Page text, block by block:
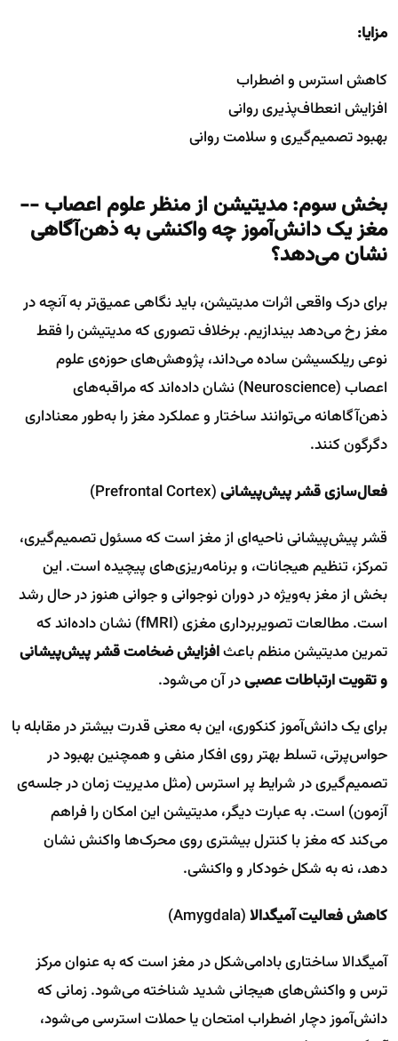
مزایا:
کاهش استرس و اضطراب
افزایش انعطاف‌پذیری روانی
بهبود تصمیم‌گیری و سلامت روانی
بخش سوم: مدیتیشن از منظر علوم اعصاب --
مغز یک دانش‌آموز چه واکنشی به ذهن‌آگاهی
نشان می‌دهد؟
برای درک واقعی اثرات مدیتیشن، باید نگاهی عمیق‌تر به آنچه در
مغز رخ می‌دهد بیندازیم. برخلاف تصوری که مدیتیشن را فقط
نوعی ریلکسیشن ساده می‌داند، پژوهش‌های حوزه‌ی علوم
اعصاب (Neuroscience) نشان داده‌اند که مراقبه‌های
ذهن‌آگاهانه می‌توانند ساختار و عملکرد مغز را به‌طور معناداری
دگرگون کنند.
فعال‌سازی قشر پیش‌پیشانی(Prefrontal Cortex)
قشر پیش‌پیشانی ناحیه‌ای از مغز است که مسئول تصمیم‌گیری،
تمرکز، تنظیم هیجانات، و برنامه‌ریزی‌های پیچیده است. این
بخش از مغز به‌ویژه در دوران نوجوانی و جوانی هنوز در حال رشد
است. مطالعات تصویربرداری مغزی (fMRI) نشان داده‌اند که
تمرین مدیتیشن منظم باعثافزایش ضخامت قشر پیش‌پیشانی
و تقویت ارتباطات عصبیدر آن می‌شود.
برای یک دانش‌آموز کنکوری، این به معنی قدرت بیشتر در مقابله با
حواس‌پرتی، تسلط بهتر روی افکار منفی و همچنین بهبود در
تصمیم‌گیری در شرایط پر استرس (مثل مدیریت زمان در جلسه‌ی
آزمون) است. به عبارت دیگر، مدیتیشن این امکان را فراهم
می‌کند که مغز با کنترل بیشتری روی محرک‌ها واکنش نشان
دهد، نه به شکل خودکار و واکنشی.
کاهش فعالیت آمیگدالا(Amygdala)
آمیگدالا ساختاری بادامی‌شکل در مغز است که به عنوان مرکز
ترس و واکنش‌های هیجانی شدید شناخته می‌شود. زمانی که
دانش‌آموز دچار اضطراب امتحان یا حملات استرسی می‌شود،